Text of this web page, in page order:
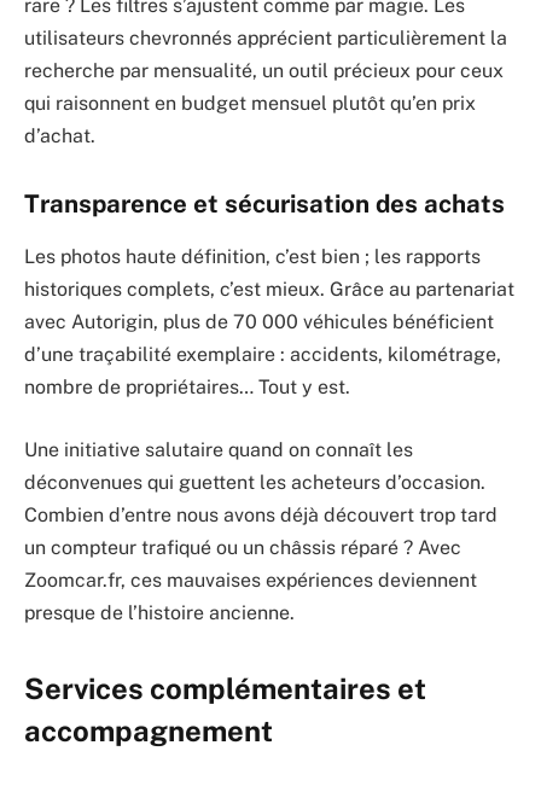
rare ? Les filtres s’ajustent comme par magie. Les
utilisateurs chevronnés apprécient particulièrement la
recherche par mensualité, un outil précieux pour ceux
qui raisonnent en budget mensuel plutôt qu’en prix
d’achat.
Transparence et sécurisation des achats
Les photos haute définition, c’est bien ; les rapports
historiques complets, c’est mieux. Grâce au partenariat
avec Autorigin, plus de 70 000 véhicules bénéficient
d’une traçabilité exemplaire : accidents, kilométrage,
nombre de propriétaires… Tout y est.
Une initiative salutaire quand on connaît les
déconvenues qui guettent les acheteurs d’occasion.
Combien d’entre nous avons déjà découvert trop tard
un compteur trafiqué ou un châssis réparé ? Avec
Zoomcar.fr, ces mauvaises expériences deviennent
presque de l’histoire ancienne.
Services complémentaires et
accompagnement